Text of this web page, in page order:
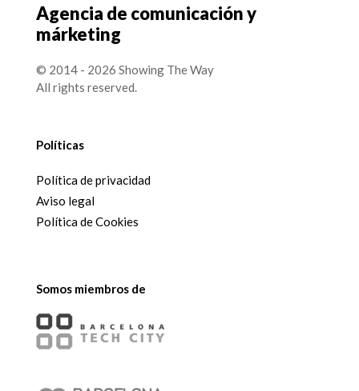
Agencia de comunicación y
márketing
© 2014 - 2026 Showing The Way
All rights reserved.
Políticas
Política de privacidad
Aviso legal
Política de Cookies
Somos miembros de